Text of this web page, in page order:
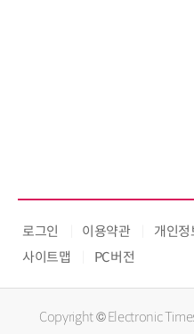
로그인 이용약관 개인정
사이트맵
PC버전
Copyright © Electronic